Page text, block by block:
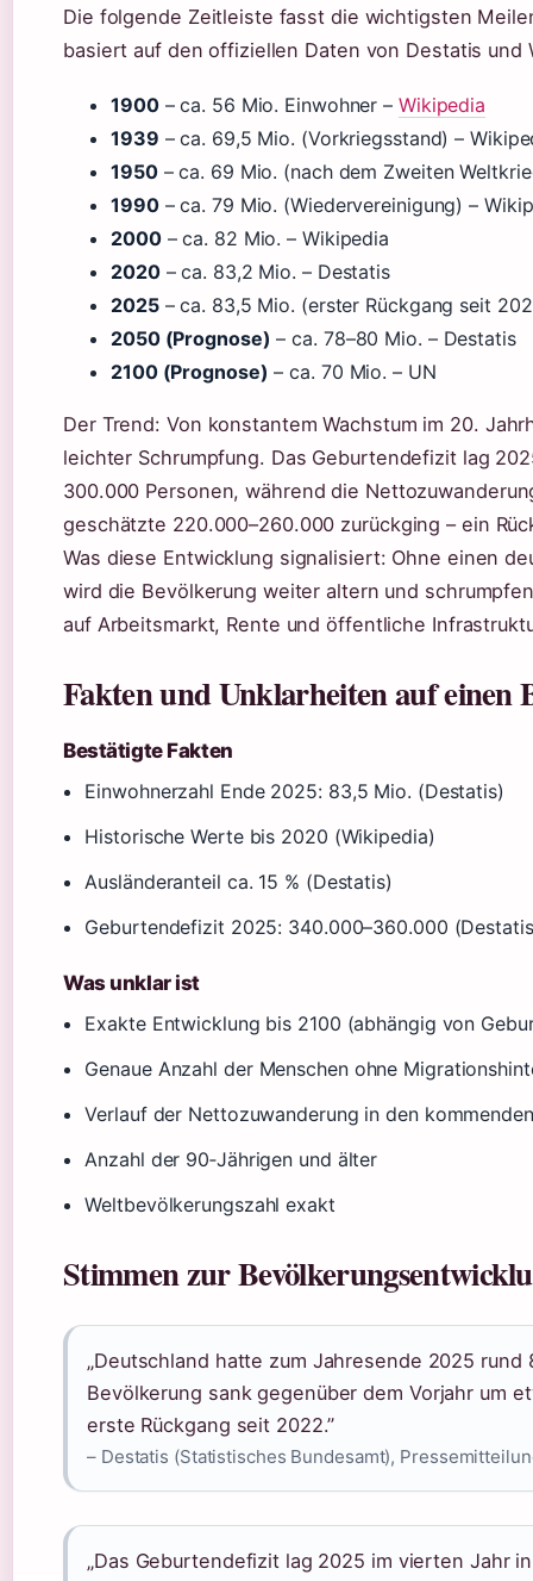
Die folgende Zeitleiste fasst die wichtigsten
basiert auf den offiziellen Daten von Destatis und
1900– ca. 56 Mio. Einwohner – Wikipedia
1939 – ca. 69,5 Mio. (Vorkriegsstand) –
1950– ca. 69 Mio. (nach dem Zweiten
1990– ca. 79 Mio. (Wiedervereinigung) –
2000– ca. 82 Mio. – Wikipedia
2020– ca. 83,2 Mio. – Destatis
2025– ca. 83,5 Mio. (erster Rückgang seit
2050 (Prognose) – ca. 78–80 Mio. – Destatis
2100 (Prognose) – ca. 70 Mio. – UN
Der Trend: Von konstantem Wachstum im 20.
leichter Schrumpfung. Das Geburtendefizit lag
300.000 Personen, während die
geschätzte 220.000–260.000 zurückging – ein
Was diese Entwicklung signalisiert: Ohne einen
wird die Bevölkerung weiter altern und
auf Arbeitsmarkt, Rente und öffentliche
Fakten und Unklarheiten auf einen
Bestätigte Fakten
Einwohnerzahl Ende 2025: 83,5 Mio. (Destatis)
Historische Werte bis 2020 (Wikipedia)
Ausländeranteil ca. 15 % (Destatis)
Geburtendefizit 2025: 340.000–360.000
Was unklar ist
Exakte Entwicklung bis 2100 (abhängig von
Genaue Anzahl der Menschen ohne
Verlauf der Nettozuwanderung in den
Anzahl der 90‑Jährigen und älter
Weltbevölkerungszahl exakt
Stimmen zur
„Deutschland hatte zum Jahresende 2025
Bevölkerung sank gegenüber dem Vorjahr um
erste Rückgang seit 2022.”
– Destatis (Statistisches Bundesamt),
„Das Geburtendefizit lag 2025 im vierten Jahr